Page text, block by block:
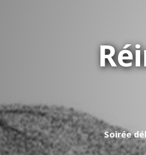
Soirée